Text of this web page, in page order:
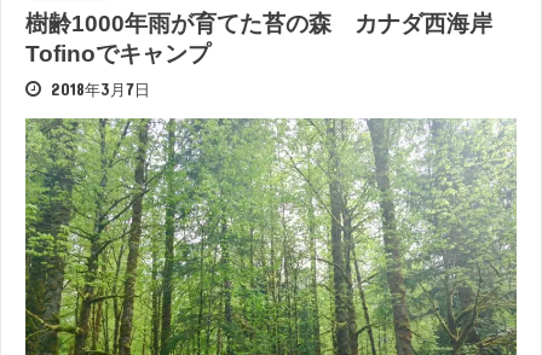
樹齢1000年雨が育てた苔の森 カナダ西海岸
Tofinoでキャンプ
2018年3月7日